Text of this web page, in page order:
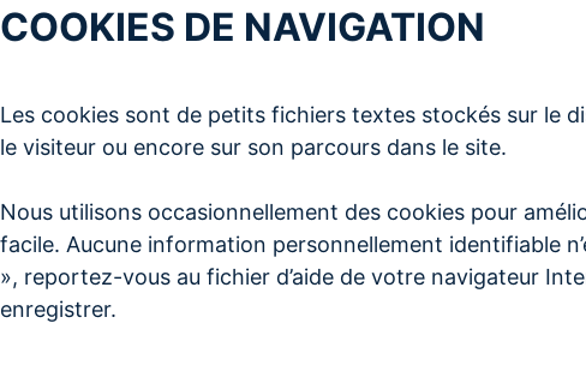
COOKIES DE NAVIGATION
Les cookies sont de petits fichiers textes stockés sur le
le visiteur ou encore sur son parcours dans le site.
Nous utilisons occasionnellement des cookies pour
facile. Aucune information personnellement identifiable
», reportez-vous au fichier d’aide de votre navigateur
enregistrer.